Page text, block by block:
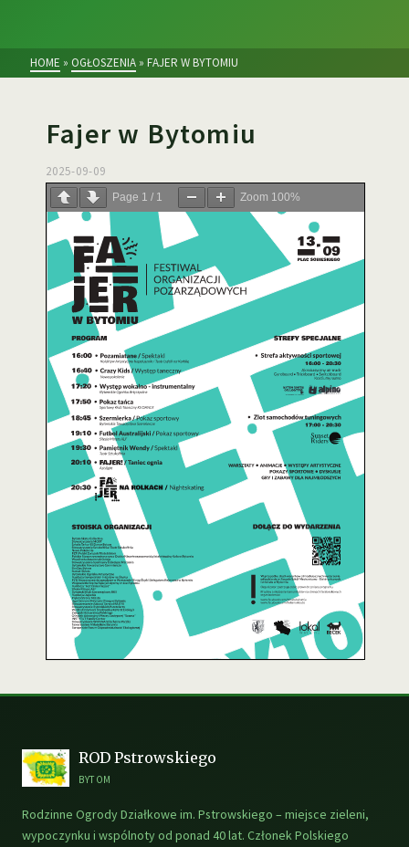
HOME » OGŁOSZENIA » FAJER W BYTOMIU
Fajer w Bytomiu
2025-09-09
Page 1 / 1 Zoom 100%
ROD Pstrowskiego
BYTOM
Rodzinne Ogrody Działkowe im. Pstrowskiego – miejsce zieleni,
wypoczynku i wspólnoty od ponad 40 lat. Członek Polskiego